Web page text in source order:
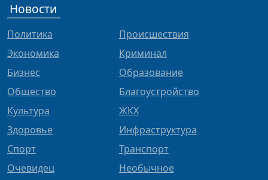
Новости
Политика
Экономика
Бизнес
Общество
Культура
Здоровье
Спорт
Очевидец
Происшествия
Криминал
Образование
Благоустройство
ЖКХ
Инфраструктура
Транспорт
Необычное